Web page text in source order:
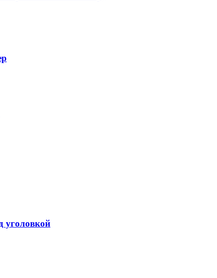
уголовкой